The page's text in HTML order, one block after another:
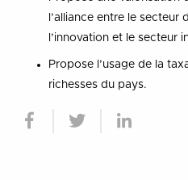
l’alliance entre le secteur
l’innovation et le secteur
Propose l’usage de la
richesses du pays.